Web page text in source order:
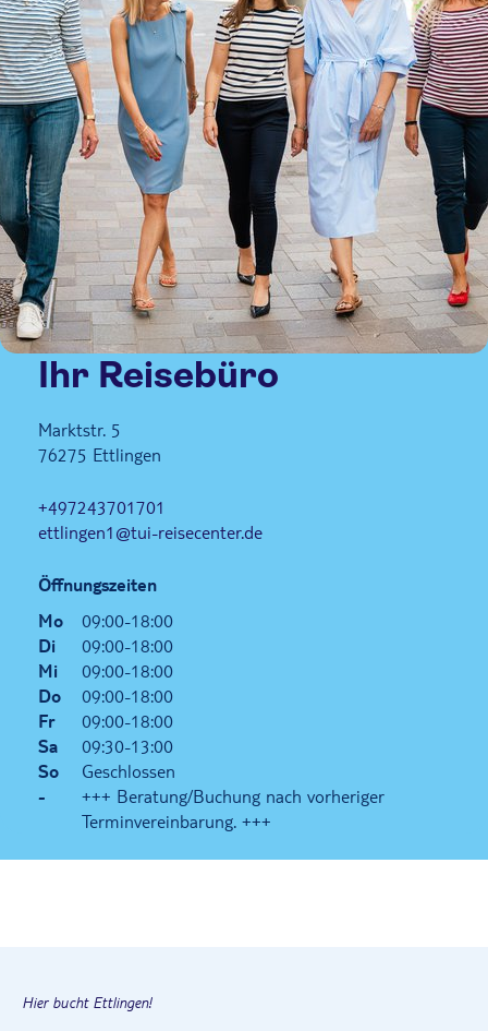
Ihr Reisebüro
Marktstr. 5
76275 Ettlingen
+497243701701
ettlingen1@tui-reisecenter.de
Öffnungszeiten
Mo
09:00-18:00
Di
09:00-18:00
Mi
09:00-18:00
Do
09:00-18:00
Fr
09:00-18:00
Sa
09:30-13:00
So
Geschlossen
-
+++ Beratung/Buchung nach vorheriger
Terminvereinbarung. +++
Hier bucht Ettlingen!